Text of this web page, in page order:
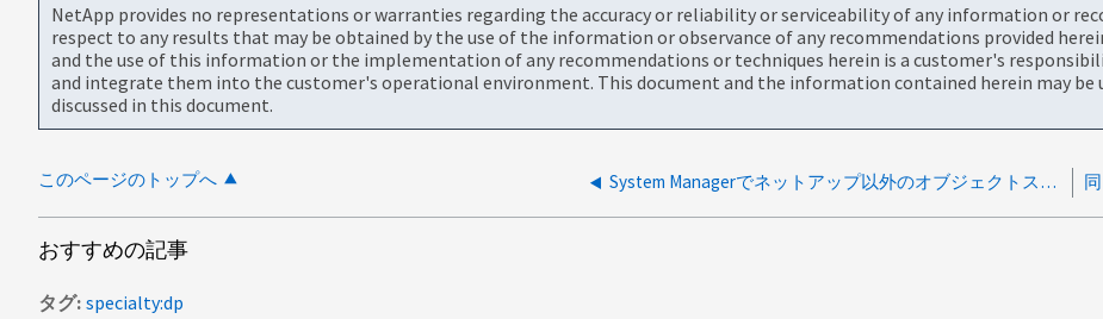
NetApp provides no representations or warranties regarding the accuracy or reliability or serviceability of any information or
respect to any results that may be obtained by the use of the information or observance of any recommendations provided
and the use of this information or the implementation of any recommendations or techniques herein is a customer's
and integrate them into the customer's operational environment. This document and the information contained herein may be
discussed in this document.
このページのトップへ System Managerでネットアップ以外のオブジェクトストアを使用できるかどうかを確認できない
おすすめの記事
タグ specialty:dp